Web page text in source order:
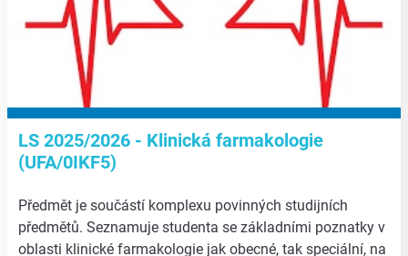
LS 2025/2026 - Klinická farmakologie
(UFA/0IKF5)
Předmět je součástí komplexu povinných studijních
předmětů. Seznamuje studenta se základními poznatky v
oblasti klinické farmakologie jak obecné, tak speciální, na